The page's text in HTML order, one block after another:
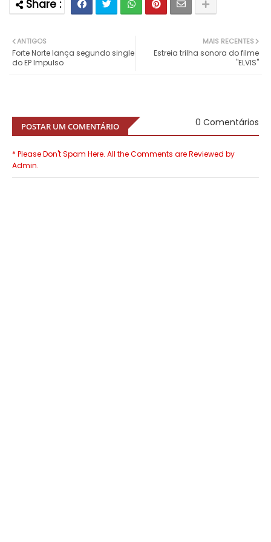
MAIS RECENTES
Estreia trilha sonora do filme
"ELVIS"
ANTIGOS
Forte Norte lança segundo single
do EP Impulso
POSTAR UM COMENTÁRIO 0 Comentários
* Please Don't Spam Here. All the Comments are Reviewed by
Admin.